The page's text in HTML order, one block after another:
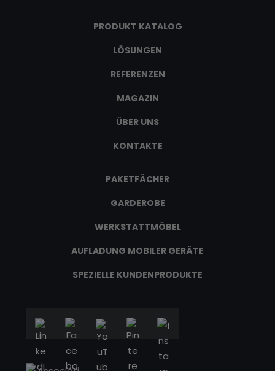
PRODUKT KATALOG
LÖSUNGEN
REFERENZEN
MAGAZIN
ÜBER UNS
KONTAKTE
PAKETFÄCHER
GARDEROBE
WERKSTATTMÖBEL
AUFLADUNG MOBILER GERÄTE
SPEZIELLE KUNDENPRODUKTE